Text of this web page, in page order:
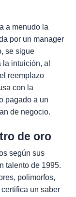
a menudo la
por un manager
se sigue
intuición, al
reemplazo
con la
pagado a un
de negocio.
de oro
según sus
talento de 1995.
polimorfos,
un saber